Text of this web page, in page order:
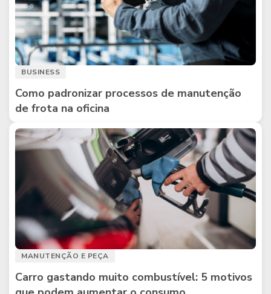
BUSINESS
Como padronizar processos de manutenção
de frota na oficina
MANUTENÇÃO E PEÇA
Carro gastando muito combustível: 5 motivos